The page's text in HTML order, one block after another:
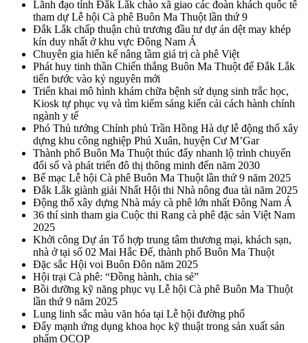
Lãnh đạo tỉnh Đắk Lắk chào xã giao các đoàn khách quốc tế
tham dự Lễ hội Cà phê Buôn Ma Thuột lần thứ 9
Đắk Lắk chấp thuận chủ trương đầu tư dự án dệt may khép
kín duy nhất ở khu vực Đông Nam Á
Chuyên gia hiến kế nâng tầm giá trị cà phê Việt
Phát huy tinh thần Chiến thắng Buôn Ma Thuột để Đắk Lắk
tiến bước vào kỷ nguyên mới
Triển khai mô hình khám chữa bệnh sử dụng sinh trắc học,
Kiosk tự phục vụ và tìm kiếm sáng kiến cải cách hành chính
ngành y tế
Phó Thủ tướng Chính phủ Trần Hồng Hà dự lễ động thổ xây
dựng khu công nghiệp Phú Xuân, huyện Cư M’Gar
Thành phố Buôn Ma Thuột thúc đẩy nhanh lộ trình chuyển
đổi số và phát triển đô thị thông minh đến năm 2030
Bế mạc Lễ hội Cà phê Buôn Ma Thuột lần thứ 9 năm 2025
Đắk Lắk giành giải Nhất Hội thi Nhà nông đua tài năm 2025
Động thổ xây dựng Nhà máy cà phê lớn nhất Đông Nam Á
36 thí sinh tham gia Cuộc thi Rang cà phê đặc sản Việt Nam
2025
Khởi công Dự án Tổ hợp trung tâm thương mại, khách sạn,
nhà ở tại số 02 Mai Hắc Đế, thành phố Buôn Ma Thuột
Đặc sắc Hội voi Buôn Đôn năm 2025
Hội trại Cà phê: “Đồng hành, chia sẻ”
Bồi dưỡng kỹ năng phục vụ Lễ hội Cà phê Buôn Ma Thuột
lần thứ 9 năm 2025
Lung linh sắc màu văn hóa tại Lễ hội đường phố
Đẩy mạnh ứng dụng khoa học kỹ thuật trong sản xuất sản
phẩm OCOP